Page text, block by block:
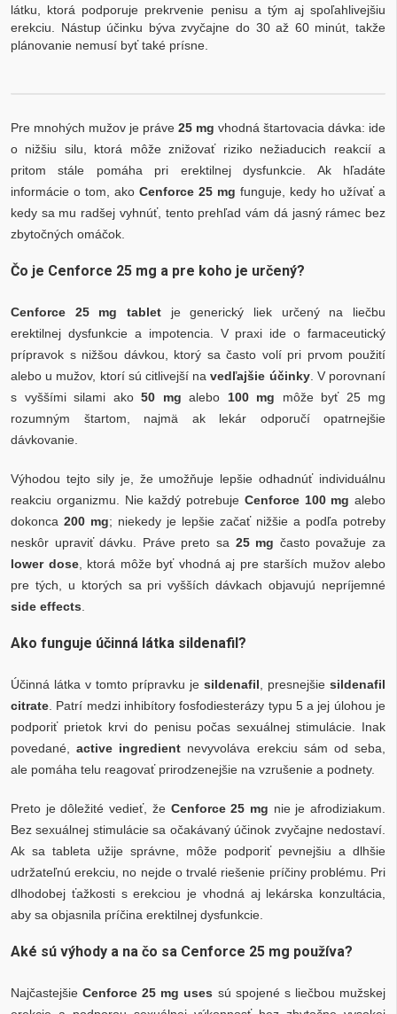
látku, ktorá podporuje prekrvenie penisu a tým aj spoľahlivejšiu
erekciu. Nástup účinku býva zvyčajne do 30 až 60 minút, takže
plánovanie nemusí byť také prísne.
Pre mnohých mužov je práve 25 mg vhodná štartovacia dávka: ide
o nižšiu silu, ktorá môže znižovať riziko nežiaducich reakcií a
pritom stále pomáha pri erektilnej dysfunkcie. Ak hľadáte
informácie o tom, ako Cenforce 25 mg funguje, kedy ho užívať a
kedy sa mu radšej vyhnúť, tento prehľad vám dá jasný rámec bez
zbytočných omáčok.
Čo je Cenforce 25 mg a pre koho je určený?
Cenforce 25 mg tablet je generický liek určený na liečbu
erektilnej dysfunkcie a impotencia. V praxi ide o farmaceutický
prípravok s nižšou dávkou, ktorý sa často volí pri prvom použití
alebo u mužov, ktorí sú citlivejší navedľajšie účinky. V porovnaní
s vyššími silami ako 50 mg alebo 100 mg môže byť 25 mg
rozumným štartom, najmä ak lekár odporučí opatrnejšie
dávkovanie.
Výhodou tejto sily je, že umožňuje lepšie odhadnúť individuálnu
reakciu organizmu. Nie každý potrebuje Cenforce 100 mg alebo
dokonca 200 mg; niekedy je lepšie začať nižšie a podľa potreby
neskôr upraviť dávku. Práve preto sa 25 mg často považuje za
lower dose, ktorá môže byť vhodná aj pre starších mužov alebo
pre tých, u ktorých sa pri vyšších dávkach objavujú nepríjemné
side effects
Ako funguje účinná látka sildenafil?
Účinná látka v tomto prípravku je sildenafil , presnejšie sildenafil
citrate . Patrí medzi inhibítory fosfodiesterázy typu 5 a jej úlohou je
podporiť prietok krvi do penisu počas sexuálnej stimulácie. Inak
povedané,active ingredient nevyvoláva erekciu sám od seba,
ale pomáha telu reagovať prirodzenejšie na vzrušenie a podnety.
Preto je dôležité vedieť, že Cenforce 25 mg nie je afrodiziakum.
Bez sexuálnej stimulácie sa očakávaný účinok zvyčajne nedostaví.
Ak sa tableta užije správne, môže podporiť pevnejšiu a dlhšie
udržateľnú erekciu, no nejde o trvalé riešenie príčiny problému. Pri
dlhodobej ťažkosti s erekciou je vhodná aj lekárska konzultácia,
aby sa objasnila príčina erektilnej dysfunkcie.
Aké sú výhody a na čo sa Cenforce 25 mg používa?
NajčastejšieCenforce 25 mg uses sú spojené s liečbou mužskej